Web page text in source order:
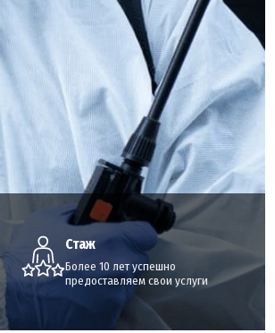
Стаж
Более 10 лет успешно
предоставляем свои услуги